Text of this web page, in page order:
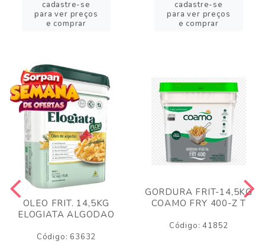
cadastre-se
para ver preços
e comprar
cadastre-se
para ver preços
e comprar
OLEO FRIT. 14,5KG
ELOGIATA ALGODAO
Código: 63632
GORDURA FRIT-14,5KG
COAMO FRY 400-Z T
Código: 41852